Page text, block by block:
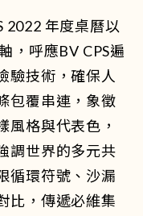
2022 年度桌曆以
，呼應BV CPS遍
驗技術，確保人
包覆串連，象徵
風格與代表色，
調世界的多元共
循環符號、沙漏
比，傳遞必維集